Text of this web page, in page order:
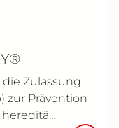
Zulassung
zur Prävention